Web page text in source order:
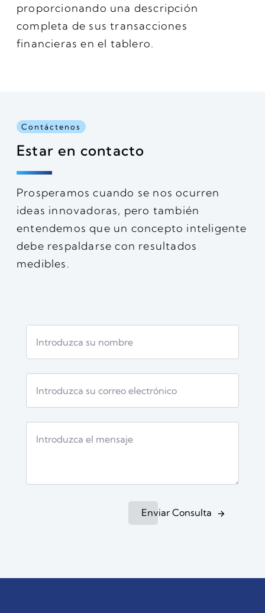
proporcionando una descripción
completa de sus transacciones
financieras en el tablero.
Contáctenos
Estar en contacto
Prosperamos cuando se nos ocurren
ideas innovadoras, pero también
entendemos que un concepto inteligente
debe respaldarse con resultados
medibles.
Enviar Consulta